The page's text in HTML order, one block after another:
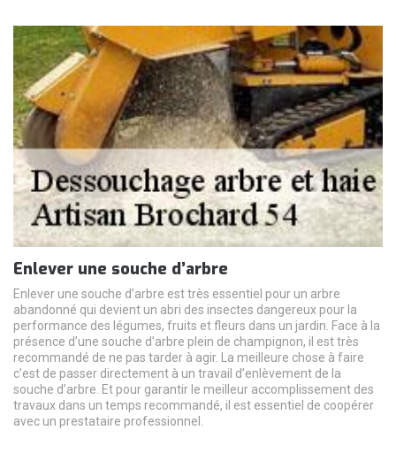
Enlever une souche d’arbre
Enlever une souche d’arbre est très essentiel pour un arbre
abandonné qui devient un abri des insectes dangereux pour la
performance des légumes, fruits et fleurs dans un jardin. Face à la
présence d’une souche d’arbre plein de champignon, il est très
recommandé de ne pas tarder à agir. La meilleure chose à faire
c’est de passer directement à un travail d’enlèvement de la
souche d’arbre. Et pour garantir le meilleur accomplissement des
travaux dans un temps recommandé, il est essentiel de coopérer
avec un prestataire professionnel.